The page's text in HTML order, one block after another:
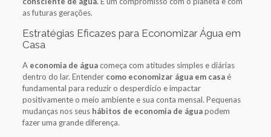
as futuras gerações.
Estratégias Eficazes para Economizar Água em
Casa
A economia de águacomeça com atitudes simples e diárias
dentro do lar. Entender como economizar água em casaé
fundamental para reduzir o desperdício e impactar
positivamente o meio ambiente e sua conta mensal. Pequenas
mudanças nos seus hábitos de economia de águapodem
fazer uma grande diferença.